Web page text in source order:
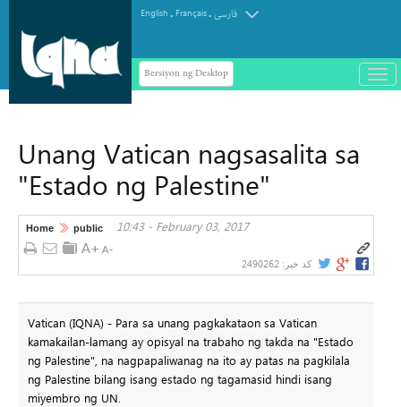
English . Français.فارسی
Bersiyon ng Desktop
باز
و
Unang Vatican nagsasalita sa
"Estado ng Palestine"
Home public 10:43 - February 03, 2017
کد خبر: 2490262
Vatican (IQNA) - Para sa unang pagkakataon sa Vatican
kamakailan-lamang ay opisyal na trabaho ng takda na "Estado
ng Palestine", na nagpapaliwanag na ito ay patas na pagkilala
ng Palestine bilang isang estado ng tagamasid hindi isang
miyembro ng UN.